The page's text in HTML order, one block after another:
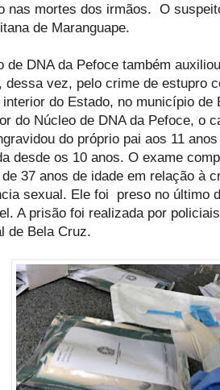
nas mortes dos irmãos. O
de Maranguape.
de DNA da Pefoce também
dessa vez, pelo crime de estupro
do Estado, no município de
do Núcleo de DNA da Pefoce, o
do próprio pai aos 11
desde os 10 anos. O exame
37 anos de idade em relação à
sexual. Ele foi preso no último
A prisão foi realizada por
de Bela Cruz.